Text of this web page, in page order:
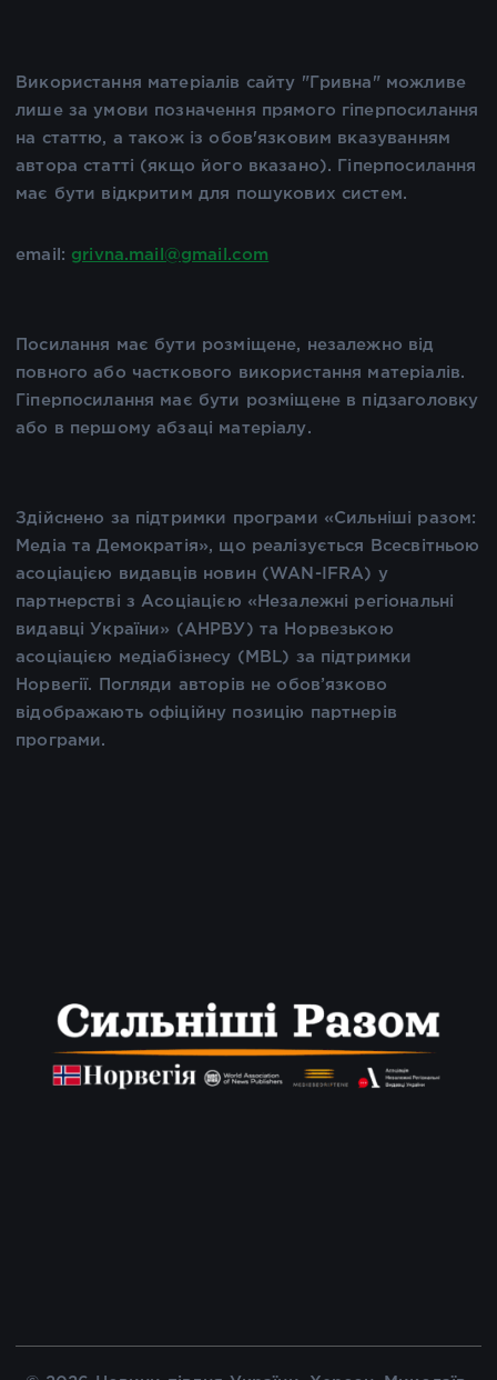
Використання матеріалів сайту "Гривна" можливе
лише за умови позначення прямого гіперпосилання
на статтю, а також із обов'язковим вказуванням
автора статті (якщо його вказано). Гіперпосилання
має бути відкритим для пошукових систем.
email: grivna.mail@gmail.com
Посилання має бути розміщене, незалежно від
повного або часткового використання матеріалів.
Гіперпосилання має бути розміщене в підзаголовку
або в першому абзаці матеріалу.
Здійснено за підтримки програми «Сильніші разом:
Медіа та Демократія», що реалізується Всесвітньою
асоціацією видавців новин (WAN-IFRA) у
партнерстві з Асоціацією «Незалежні регіональні
видавці України» (АНРВУ) та Норвезькою
асоціацією медіабізнесу (MBL) за підтримки
Норвегії. Погляди авторів не обов’язково
відображають офіційну позицію партнерів
програми.